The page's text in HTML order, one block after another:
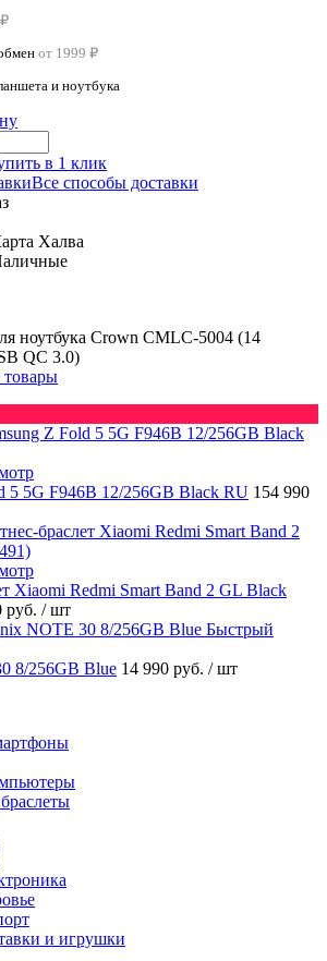
от 1999 ₽
и ноутбука
в 1 клик
Все способы доставки
Халва
ноутбука Crown CMLC-5004 (14
QC 3.0)
5 5G F946B 12/256GB Black RU 154 990
Xiaomi Redmi Smart Band 2 GL Black
руб. / шт
Быстрый
8/256GB Blue 14 990 руб. / шт
и игрушки